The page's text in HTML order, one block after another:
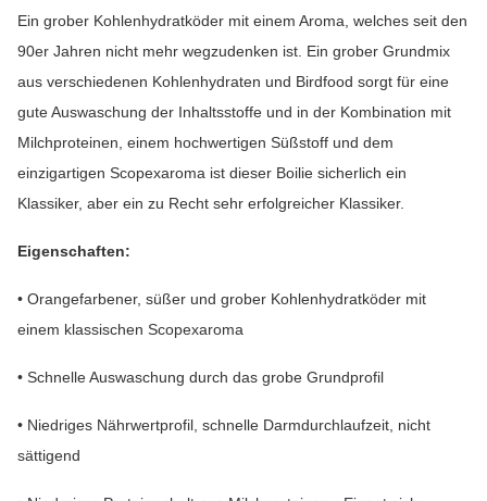
Ein grober Kohlenhydratköder mit einem Aroma, welches seit den
90er Jahren nicht mehr wegzudenken ist. Ein grober Grundmix
aus verschiedenen Kohlenhydraten und Birdfood sorgt für eine
gute Auswaschung der Inhaltsstoffe und in der Kombination mit
Milchproteinen, einem hochwertigen Süßstoff und dem
einzigartigen Scopexaroma ist dieser Boilie sicherlich ein
Klassiker, aber ein zu Recht sehr erfolgreicher Klassiker.
Eigenschaften:
• Orangefarbener, süßer und grober Kohlenhydratköder mit
einem klassischen Scopexaroma
• Schnelle Auswaschung durch das grobe Grundprofil
• Niedriges Nährwertprofil, schnelle Darmdurchlaufzeit, nicht
sättigend